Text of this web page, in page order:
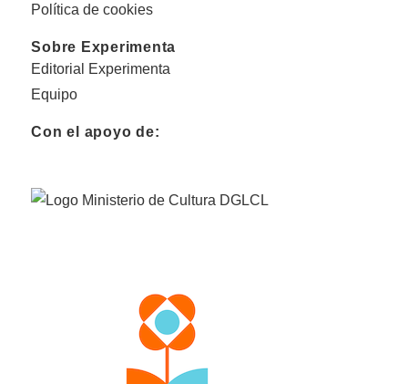
Política de cookies
Sobre Experimenta
Editorial Experimenta
Equipo
Con el apoyo de: